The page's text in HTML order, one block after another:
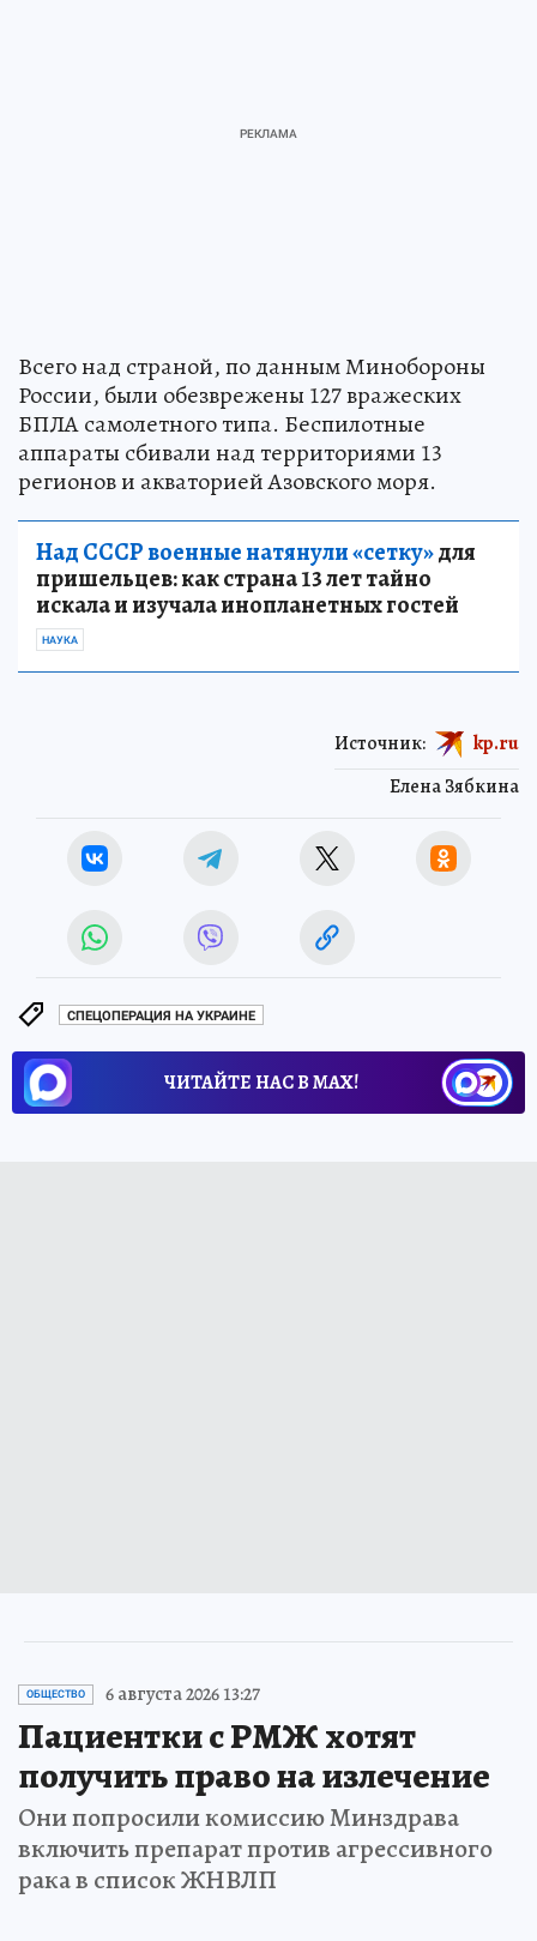
Всего над страной, по данным Минобороны
России, были обезврежены 127 вражеских
БПЛА самолетного типа. Беспилотные
аппараты сбивали над территориями 13
регионов и акваторией Азовского моря.
Над СССР военные натянули «сетку»для
пришельцев: как страна 13 лет тайно
искала и изучала инопланетных гостей
НАУКА
Елена Зябкина
Источник: kp.ru
СПЕЦОПЕРАЦИЯ НА УКРАИНЕ
ЧИТАЙТЕ НАС В МАХ!
ОБЩЕСТВО 6 августа 2026 13:27
Пациентки с РМЖ хотят
получить право на излечение
Они попросили комиссию Минздрава
включить препарат против агрессивного
рака в список ЖНВЛП